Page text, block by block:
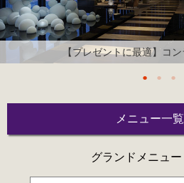
【プレゼントに最適】コ
メニュー一
グランドメニュー